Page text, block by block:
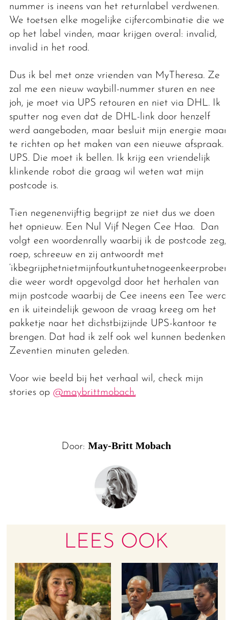
nummer is ineens van het returnlabel verdwenen.
We toetsen elke mogelijke cijfercombinatie die we
op het label vinden, maar krijgen overal: invalid,
invalid in het rood.
Dus ik bel met onze vrienden van MyTheresa. Ze
zal me een nieuw waybill-nummer sturen en nee
joh, je moet via UPS retouren en niet via DHL. Ik
sputter nog even dat de DHL-link door henzelf
werd aangeboden, maar besluit mijn energie maar
te richten op het maken van een nieuwe afspraak.
UPS. Die moet ik bellen. Ik krijg een vriendelijk
klinkende robot die graag wil weten wat mijn
postcode is.
Tien negenenvijftig begrijpt ze niet dus we doen
het opnieuw. Een Nul Vijf Negen Cee Haa. Dan
volgt een woordenrally waarbij ik de postcode zeg,
roep, schreeuw en zij antwoordt met
die weer wordt opgevolgd door het herhalen van
mijn postcode waarbij de Cee ineens een Tee werd
en ik uiteindelijk gewoon de vraag kreeg om het
pakketje naar het dichstbijzijnde UPS-kantoor te
brengen. Dat had ik zelf ook wel kunnen bedenken.
Zeventien minuten geleden.
Voor wie beeld bij het verhaal wil, check mijn
stories op @maybrittmobach.
Door: May-Britt Mobach
LEES OOK